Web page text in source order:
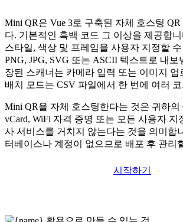
Mini QR은 Vue 3로 구축된 자체 호스팅 QR
다. 기본적인 흑백 코드 그 이상을 제공합니
스타일, 색상 및 프레임을 사용자 지정할
PNG, JPG, SVG 또는 ASCII 텍스트로 내보
장된 스캐너는 카메라 입력 또는 이미지 업
배치 모드는 CSV 파일에서 한 번에 여러
Mini QR을 자체 호스팅한다는 것은 귀하의
vCard, WiFi 자격 증명 또는 모든 사용자 지
사 서비스를 거치지 않는다는 것을 의미합
터베이스나 계정이 없으므로 배포 후 관리
시작하기